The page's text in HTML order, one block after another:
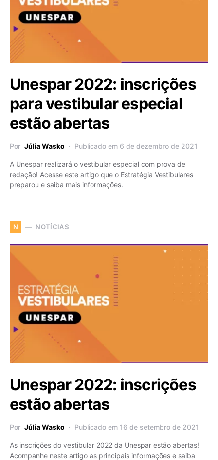
Unespar 2022: inscrições
para vestibular especial
estão abertas
Por Júlia Wasko Publicado em 6 de dezembro de 2021
A Unespar realizará o vestibular especial com prova de
redação! Acesse este artigo que o Estratégia Vestibulares
preparou e saiba mais informações.
N NOTÍCIAS
Unespar 2022: inscrições
estão abertas
Por Júlia Wasko Publicado em 16 de setembro de 2021
As inscrições do vestibular 2022 da Unespar estão abertas!
Acompanhe neste artigo as principais informações e saiba